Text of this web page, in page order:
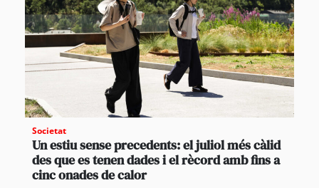
Societat
Un estiu sense precedents: el juliol més càlid
des que es tenen dades i el rècord amb fins a
cinc onades de calor